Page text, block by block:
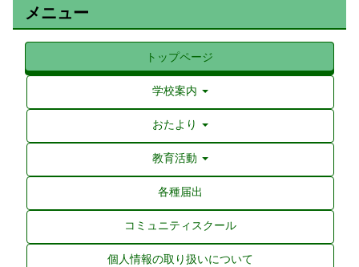
メニュー
トップページ
学校案内
おたより
教育活動
各種届出
コミュニティスクール
個人情報の取り扱いについて